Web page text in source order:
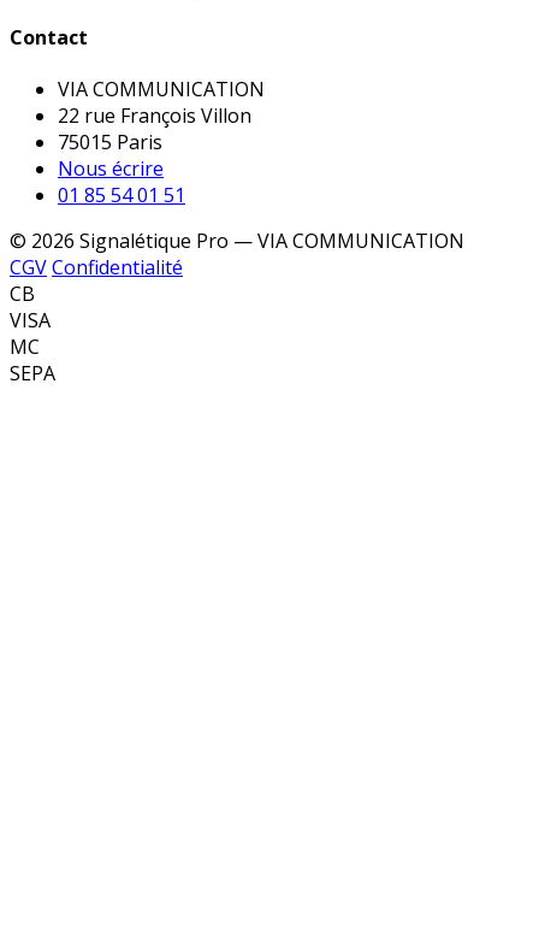
Contact
VIA COMMUNICATION
22 rue François Villon
75015 Paris
Nous écrire
01 85 54 01 51
© 2026 Signalétique Pro — VIA COMMUNICATION
CGVConfidentialité
CB
VISA
MC
SEPA